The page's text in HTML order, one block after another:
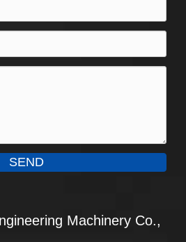
SEND
Machinery Co.,